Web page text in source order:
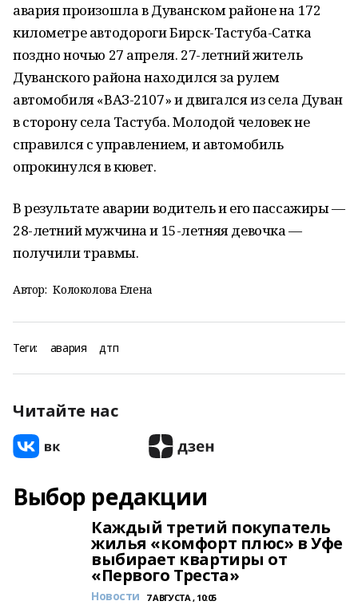
авария произошла в Дуванском районе на 172
километре автодороги Бирск-Тастуба-Сатка
поздно ночью 27 апреля. 27-летний житель
Дуванского района находился за рулем
автомобиля «ВАЗ-2107» и двигался из села Дуван
в сторону села Тастуба. Молодой человек не
справился с управлением, и автомобиль
опрокинулся в кювет.
В результате аварии водитель и его пассажиры —
28-летний мужчина и 15-летняя девочка —
получили травмы.
Автор: Колоколова Елена
Теги: авария дтп
Читайте нас
Выбор редакции
Каждый третий покупатель
жилья «комфорт плюс» в Уфе
выбирает квартиры от
«Первого Треста»
Новости 7 АВГУСТА , 10:05